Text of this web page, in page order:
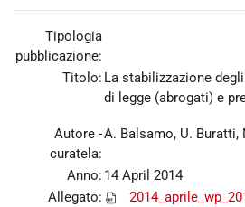
Tipologia
pubblicazione:
Titolo: La stabilizzazione
di legge (abrogati) e
Autore -
curatela:
A. Balsamo, U. Buratti,
Anno: 14 April 2014
Allegato: